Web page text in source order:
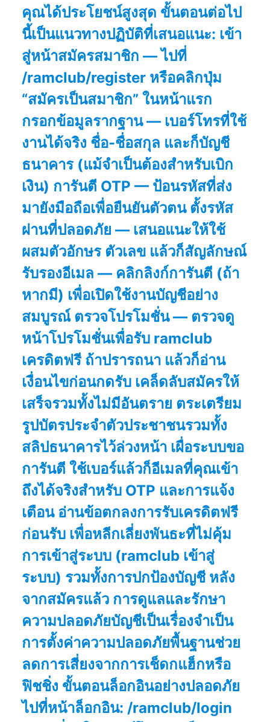
คุณได้ประโยชน์สูงสุด ขั้นตอนต่อไป
นี้เป็นแนวทางปฏิบัติที่เสนอแนะ: เข้า
สู่หน้าสมัครสมาชิก — ไปที่
/ramclub/register หรือคลิกปุ่ม
“สมัครเป็นสมาชิก” ในหน้าแรก
กรอกข้อมูลรากฐาน — เบอร์โทรที่ใช้
งานได้จริง ชื่อ-ชื่อสกุล และก็บัญชี
ธนาคาร (แม้จำเป็นต้องสำหรับเบิก
เงิน) การันตี OTP — ป้อนรหัสที่ส่ง
มายังมือถือเพื่อยืนยันตัวตน ตั้งรหัส
ผ่านที่ปลอดภัย — เสนอแนะให้ใช้
ผสมตัวอักษร ตัวเลข แล้วก็สัญลักษณ์
รับรองอีเมล — คลิกลิงก์การันตี (ถ้า
หากมี) เพื่อเปิดใช้งานบัญชีอย่าง
สมบูรณ์ ตรวจโปรโมชั่น — ตรวจดู
หน้าโปรโมชั่นเพื่อรับ ramclub
เครดิตฟรี ถ้าปรารถนา แล้วก็อ่าน
เงื่อนไขก่อนกดรับ เคล็ดลับสมัครให้
เสร็จรวมทั้งไม่มีอันตราย ตระเตรียม
รูปบัตรประจำตัวประชาชนรวมทั้ง
สลิปธนาคารไว้ล่วงหน้า เผื่อระบบขอ
การันตี ใช้เบอร์แล้วก็อีเมลที่คุณเข้า
ถึงได้จริงสำหรับ OTP และการแจ้ง
เตือน อ่านข้อตกลงการรับเครดิตฟรี
ก่อนรับ เพื่อหลีกเลี่ยงพันธะที่ไม่คุ้ม
การเข้าสู่ระบบ (ramclub เข้าสู่
ระบบ) รวมทั้งการปกป้องบัญชี หลัง
จากสมัครแล้ว การดูแลและรักษา
ความปลอดภัยบัญชีเป็นเรื่องจำเป็น
การตั้งค่าความปลอดภัยพื้นฐานช่วย
ลดการเสี่ยงจากการเช็ดกแฮ็กหรือ
ฟิชชิ่ง ขั้นตอนล็อกอินอย่างปลอดภัย
ไปที่หน้าล็อกอิน: /ramclub/login